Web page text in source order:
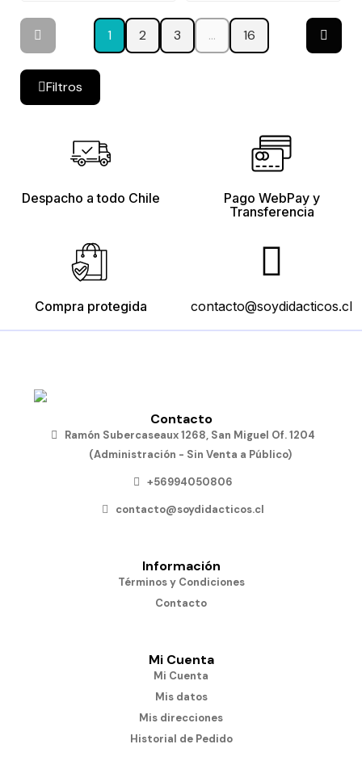
Filtros
1 2 3 … 16
Despacho a todo Chile
Pago WebPay y
Transferencia
Compra protegida contacto@soydidacticos.cl
Contacto
Ramón Subercaseaux 1268, San Miguel Of. 1204
(Administración - Sin Venta a Público)
+56994050806
contacto@soydidacticos.cl
Información
Términos y Condiciones
Contacto
Mi Cuenta
Mi Cuenta
Mis datos
Mis direcciones
Historial de Pedido